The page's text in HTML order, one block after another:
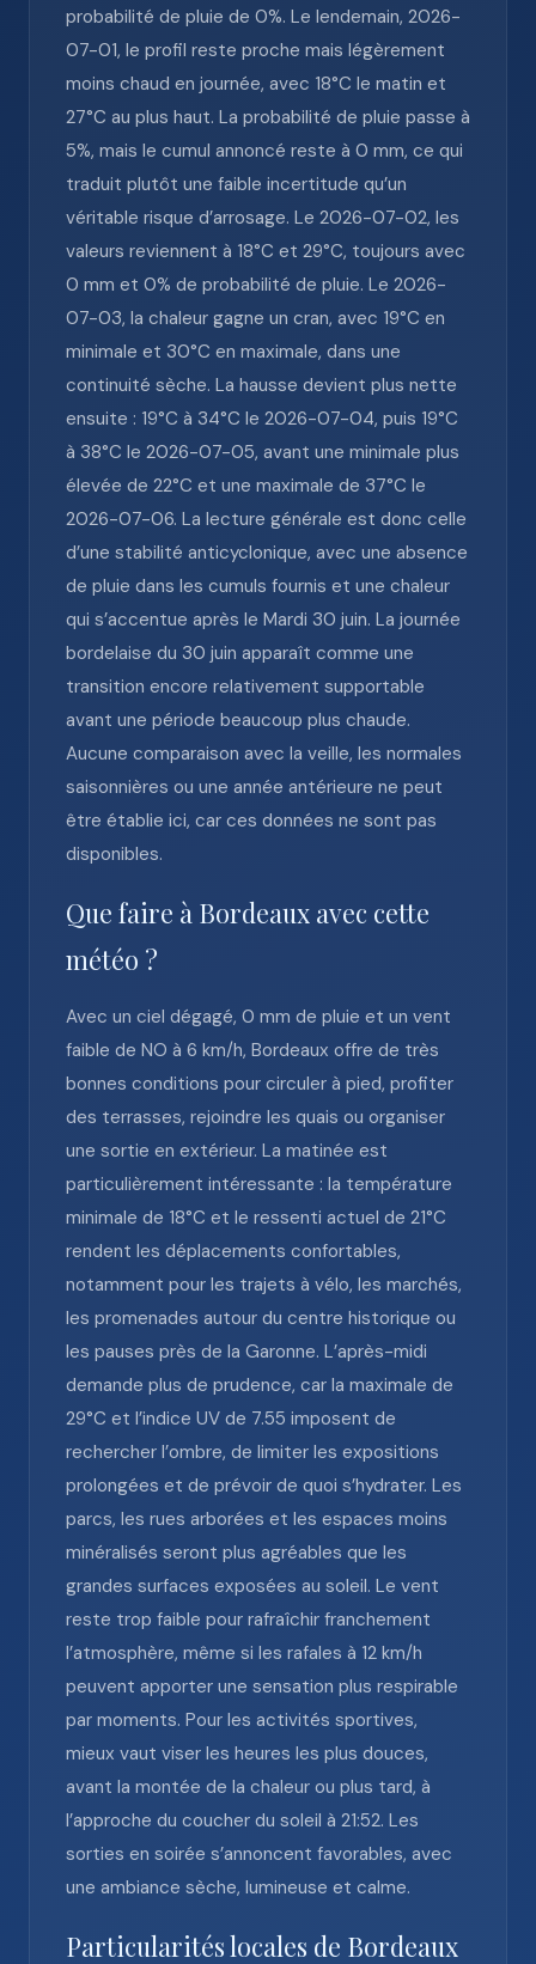
probabilité de pluie de 0%. Le lendemain, 2026-
07-01, le profil reste proche mais légèrement
moins chaud en journée, avec 18°C le matin et
27°C au plus haut. La probabilité de pluie passe à
5%, mais le cumul annoncé reste à 0 mm, ce qui
traduit plutôt une faible incertitude qu’un
véritable risque d’arrosage. Le 2026-07-02, les
valeurs reviennent à 18°C et 29°C, toujours avec
0 mm et 0% de probabilité de pluie. Le 2026-
07-03, la chaleur gagne un cran, avec 19°C en
minimale et 30°C en maximale, dans une
continuité sèche. La hausse devient plus nette
ensuite : 19°C à 34°C le 2026-07-04, puis 19°C
à 38°C le 2026-07-05, avant une minimale plus
élevée de 22°C et une maximale de 37°C le
2026-07-06. La lecture générale est donc celle
d’une stabilité anticyclonique, avec une absence
de pluie dans les cumuls fournis et une chaleur
qui s’accentue après le Mardi 30 juin. La journée
bordelaise du 30 juin apparaît comme une
transition encore relativement supportable
avant une période beaucoup plus chaude.
Aucune comparaison avec la veille, les normales
saisonnières ou une année antérieure ne peut
être établie ici, car ces données ne sont pas
disponibles.
Que faire à Bordeaux avec cette
météo ?
Avec un ciel dégagé, 0 mm de pluie et un vent
faible de NO à 6 km/h, Bordeaux offre de très
bonnes conditions pour circuler à pied, profiter
des terrasses, rejoindre les quais ou organiser
une sortie en extérieur. La matinée est
particulièrement intéressante : la température
minimale de 18°C et le ressenti actuel de 21°C
rendent les déplacements confortables,
notamment pour les trajets à vélo, les marchés,
les promenades autour du centre historique ou
les pauses près de la Garonne. L’après-midi
demande plus de prudence, car la maximale de
29°C et l’indice UV de 7.55 imposent de
rechercher l’ombre, de limiter les expositions
prolongées et de prévoir de quoi s’hydrater. Les
parcs, les rues arborées et les espaces moins
minéralisés seront plus agréables que les
grandes surfaces exposées au soleil. Le vent
reste trop faible pour rafraîchir franchement
l’atmosphère, même si les rafales à 12 km/h
peuvent apporter une sensation plus respirable
par moments. Pour les activités sportives,
mieux vaut viser les heures les plus douces,
avant la montée de la chaleur ou plus tard, à
l’approche du coucher du soleil à 21:52. Les
sorties en soirée s’annoncent favorables, avec
une ambiance sèche, lumineuse et calme.
Particularités locales de Bordeaux